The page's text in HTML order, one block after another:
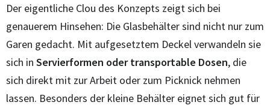
Der eigentliche Clou des Konzepts zeigt sich bei
genauerem Hinsehen: Die Glasbehälter sind nicht nur zum
Garen gedacht. Mit aufgesetztem Deckel verwandeln sie
sich in Servierformen oder transportable Dosen, die
sich direkt mit zur Arbeit oder zum Picknick nehmen
lassen. Besonders der kleine Behälter eignet sich gut für